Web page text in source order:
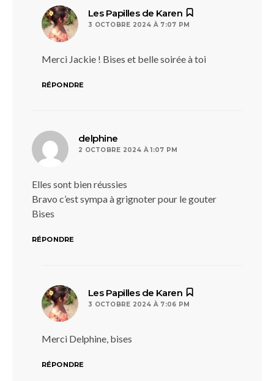
Les Papilles de Karen
3 OCTOBRE 2024 À 7:07 PM
Merci Jackie ! Bises et belle soirée à toi
RÉPONDRE
delphine
2 OCTOBRE 2024 À 1:07 PM
Elles sont bien réussies
Bravo c’est sympa à grignoter pour le gouter
Bises
RÉPONDRE
Les Papilles de Karen
3 OCTOBRE 2024 À 7:06 PM
Merci Delphine, bises
RÉPONDRE